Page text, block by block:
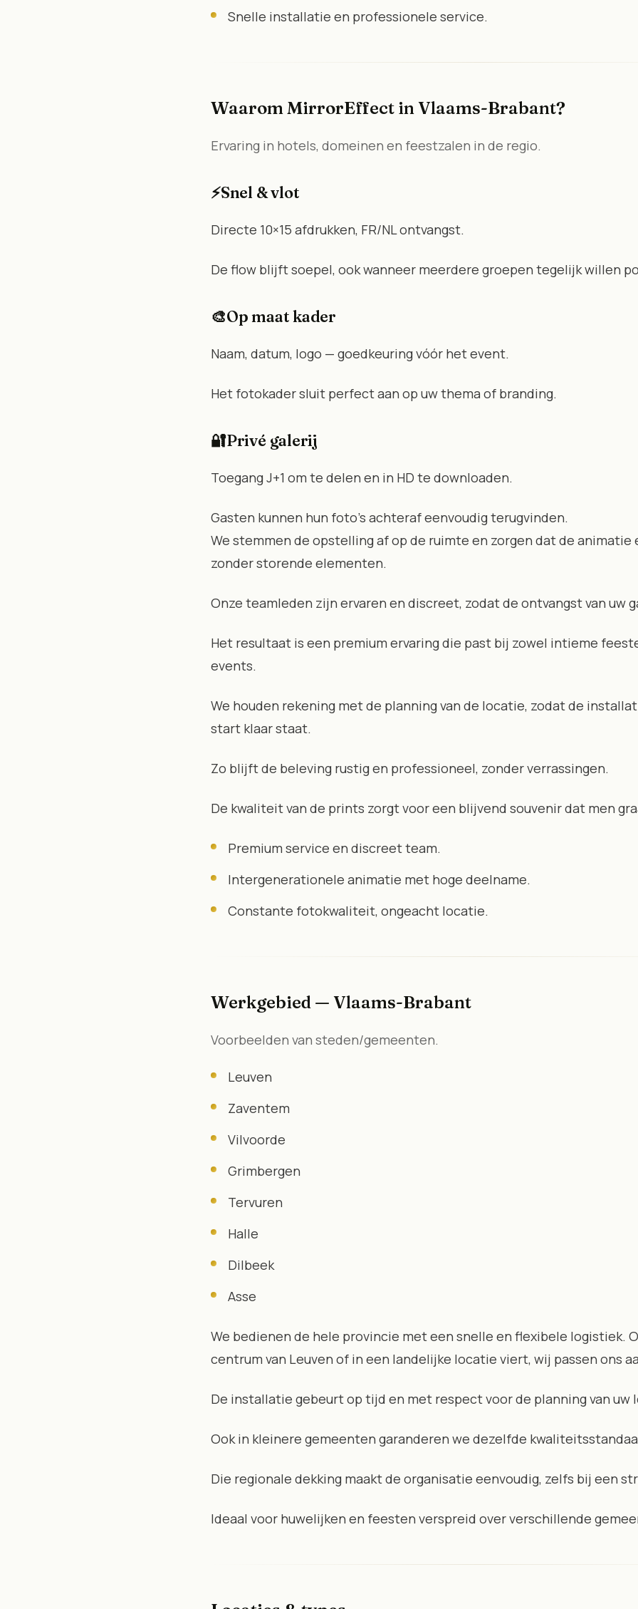
Snelle installatie en professionele service.
Waarom MirrorEffect in Vlaams-Brabant?
Ervaring in hotels, domeinen en feestzalen in de regio.
⚡Snel & vlot
Directe 10×15 afdrukken, FR/NL ontvangst.
De flow blijft soepel, ook wanneer meerdere groepen tegelijk willen
🎨Op maat kader
Naam, datum, logo — goedkeuring vóór het event.
Het fotokader sluit perfect aan op uw thema of branding.
🔐Privé galerij
Toegang J+1 om te delen en in HD te downloaden.
Gasten kunnen hun foto’s achteraf eenvoudig terugvinden.
We stemmen de opstelling af op de ruimte en zorgen dat de
zonder storende elementen.
Onze teamleden zijn ervaren en discreet, zodat de ontvangst van uw
Het resultaat is een premium ervaring die past bij zowel intieme
events.
We houden rekening met de planning van de locatie, zodat de
start klaar staat.
Zo blijft de beleving rustig en professioneel, zonder verrassingen.
De kwaliteit van de prints zorgt voor een blijvend souvenir dat men
Premium service en discreet team.
Intergenerationele animatie met hoge deelname.
Constante fotokwaliteit, ongeacht locatie.
Werkgebied — Vlaams-Brabant
Voorbeelden van steden/gemeenten.
Leuven
Zaventem
Vilvoorde
Grimbergen
Tervuren
Halle
Dilbeek
Asse
We bedienen de hele provincie met een snelle en flexibele logistiek.
centrum van Leuven of in een landelijke locatie viert, wij passen ons
De installatie gebeurt op tijd en met respect voor de planning van uw
Ook in kleinere gemeenten garanderen we dezelfde
Die regionale dekking maakt de organisatie eenvoudig, zelfs bij een
Ideaal voor huwelijken en feesten verspreid over verschillende